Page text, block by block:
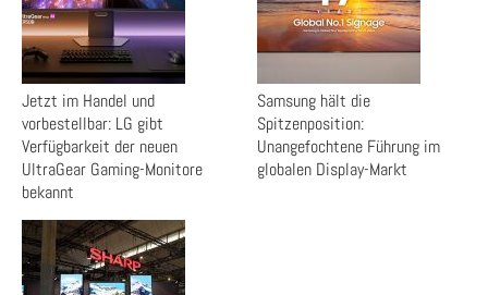
Jetzt im Handel und
vorbestellbar: LG gibt
Verfügbarkeit der neuen
UltraGear Gaming-Monitore
bekannt
Samsung hält die
Spitzenposition:
Unangefochtene Führung im
globalen Display-Markt